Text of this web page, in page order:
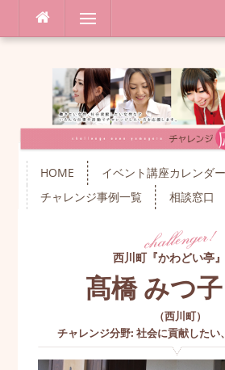
テ
メニュー
HOME
イベント講座カレンダー
チャレンジ事例一覧
相談窓口
西川町『かわどい亭
髙橋 みつ
（西川町）
チャレンジ分野: 社会に貢献したい、